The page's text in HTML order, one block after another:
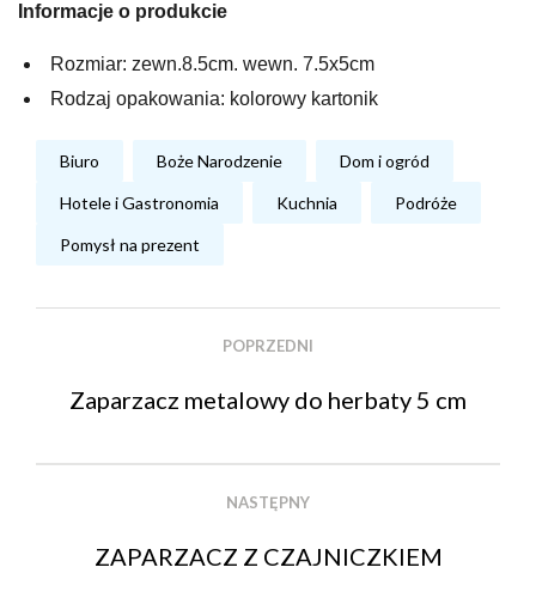
Informacje o produkcie
Rozmiar: zewn.8.5cm. wewn. 7.5x5cm
Rodzaj opakowania: kolorowy kartonik
Biuro Boże Narodzenie Dom i ogród
Hotele i Gastronomia Kuchnia Podróże
Pomysł na prezent
POPRZEDNI
Zaparzacz metalowy do herbaty 5 cm
NASTĘPNY
ZAPARZACZ Z CZAJNICZKIEM